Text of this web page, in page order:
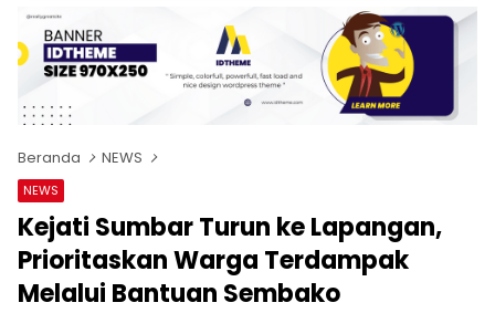
Beranda NEWS
NEWS
Kejati Sumbar Turun ke Lapangan,
Prioritaskan Warga Terdampak
Melalui Bantuan Sembako